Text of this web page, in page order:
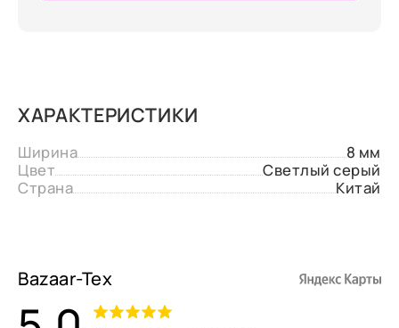
ХАРАКТЕРИСТИКИ
Ширина
8 мм
Цвет
Светлый серый
Страна
Китай
Bazaar-Tex